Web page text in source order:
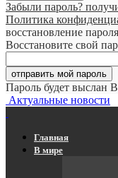
Забыли пароль?
Политика
восстановление пароля
Восстановите свой
Пароль будет выслан
Актуальные новости
Главная
В мире